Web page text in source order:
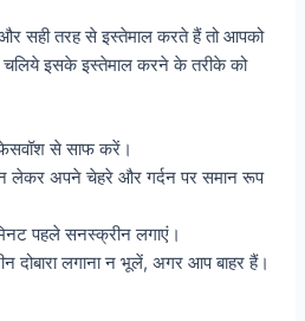
सही तरह से इस्तेमाल करते हैं तो आपको
चलिये इसके इस्तेमाल करने के तरीके को
से साफ करें।
लेकर अपने चेहरे और गर्दन पर समान रूप
पहले सनस्क्रीन लगाएं।
लगाना न भूलें, अगर आप बाहर हैं।